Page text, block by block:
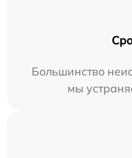
Большинство
мы